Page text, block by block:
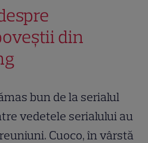
din
bun de la serialul
vedetele serialului au
Cuoco, în vârstă